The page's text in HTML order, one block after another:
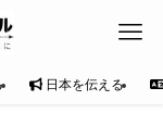
日本を伝える